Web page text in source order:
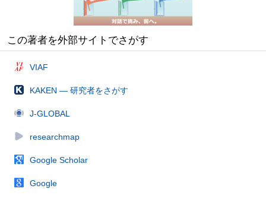
この著者を外部サイトでさがす
VIAF
KAKEN — 研究者をさがす
J-GLOBAL
researchmap
Google Scholar
Google